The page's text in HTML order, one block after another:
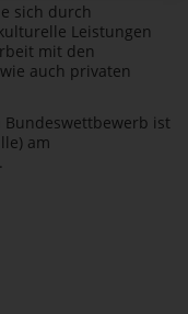
sich durch
Leistungen
mit den
auch privaten
ist
am